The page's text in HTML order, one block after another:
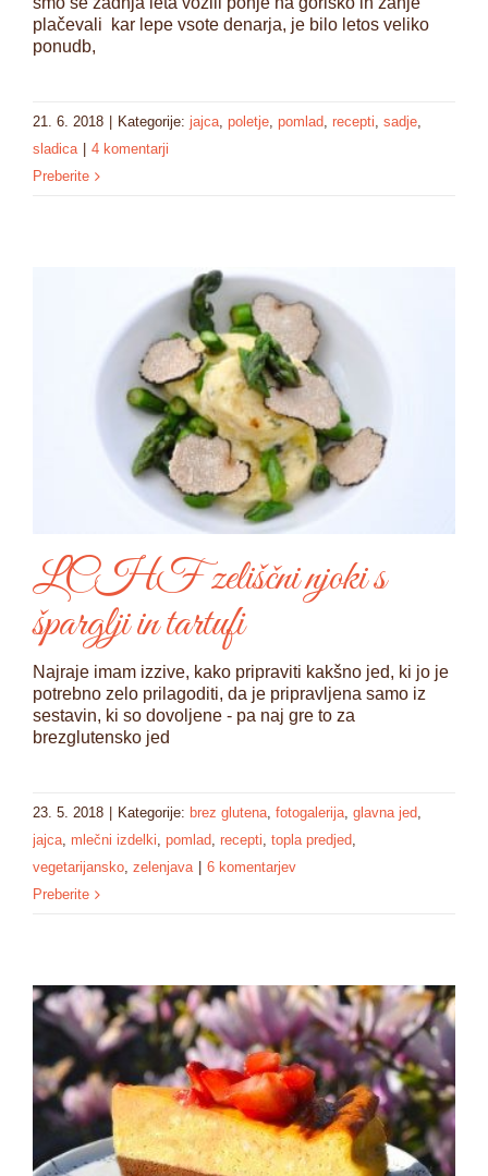
plačevali kar lepe vsote denarja, je bilo letos veliko
ponudb,
21. 6. 2018 Kategorije: jajca, poletje, pomlad, recepti, sadje,
sladica
4 komentarji
Preberite
LCHF zeliščni njoki s
šparglji in tartufi
Najraje imam izzive, kako pripraviti kakšno jed, ki jo je
potrebno zelo prilagoditi, da je pripravljena samo iz
sestavin, ki so dovoljene - pa naj gre to za
brezglutensko jed
23. 5. 2018 Kategorije: brez glutena, fotogalerija, glavna jed,
jajca, mlečni izdelki, pomlad, recepti, topla predjed,
vegetarijansko, zelenjava
6 komentarjev
Preberite